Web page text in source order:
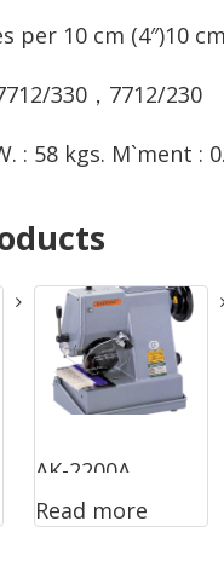
per 10 cm (4″)10
330，7712/230
: 58 kgs. M`ment :
AK-2200A
Fringe Blower
Read more